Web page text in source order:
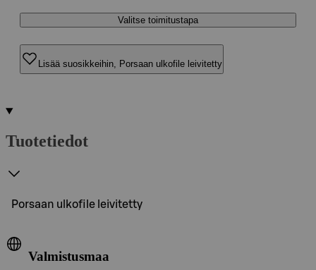
Valitse toimitustapa
Lisää suosikkeihin, Porsaan ulkofile leivitetty
Tuotetiedot
Porsaan ulkofile leivitetty
Valmistusmaa